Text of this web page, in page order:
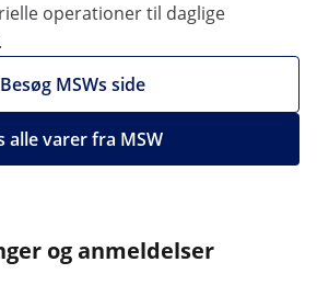
operationer til daglige
Besøg MSWs side
alle varer fra MSW
og anmeldelser